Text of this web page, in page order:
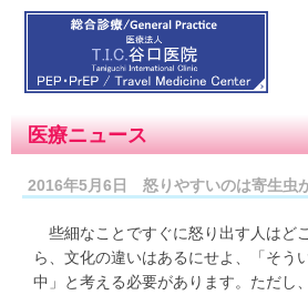
医療ニュース
2016年5月6日 怒りやすいのは寄生虫
些細なことですぐに怒り出す人はど
ら、文化の違いはあるにせよ、「そう
中」と考える必要があります。ただし